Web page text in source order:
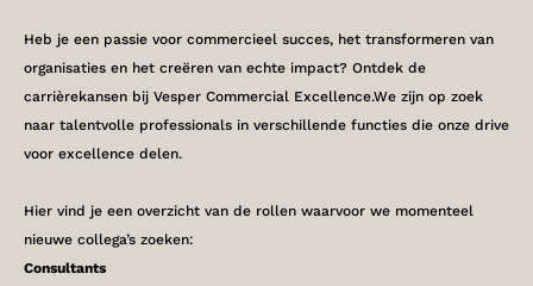
Heb je een passie voor commercieel succes, het transformeren van
organisaties en het creëren van echte impact? Ontdek de
carrièrekansen bij Vesper Commercial Excellence.We zijn op zoek
naar talentvolle professionals in verschillende functies die onze drive
voor excellence delen.
‍Hier vind je een overzicht van de rollen waarvoor we momenteel
nieuwe collega’s zoeken:
Consultants